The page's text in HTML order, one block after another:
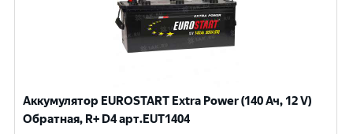
Аккумулятор EUROSTART Extra Power (140 Ач, 12 V)
Обратная, R+ D4 арт.EUT1404